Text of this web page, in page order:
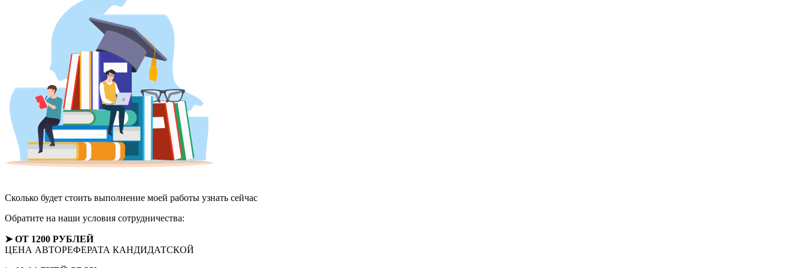
Сколько будет стоить выполнение моей работы узнать сейчас
Обратите на наши условия сотрудничества:
➤ ОТ 1200 РУБЛЕЙ
ЦЕНА АВТОРЕФЕРАТА КАНДИДАТСКОЙ